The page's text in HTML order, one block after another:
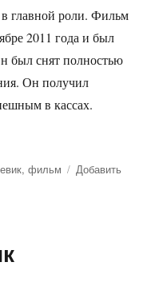
главной роли. Фильм
2011 года и был
был снят полностью
Он получил
в кассах.
,фильм
Добавить